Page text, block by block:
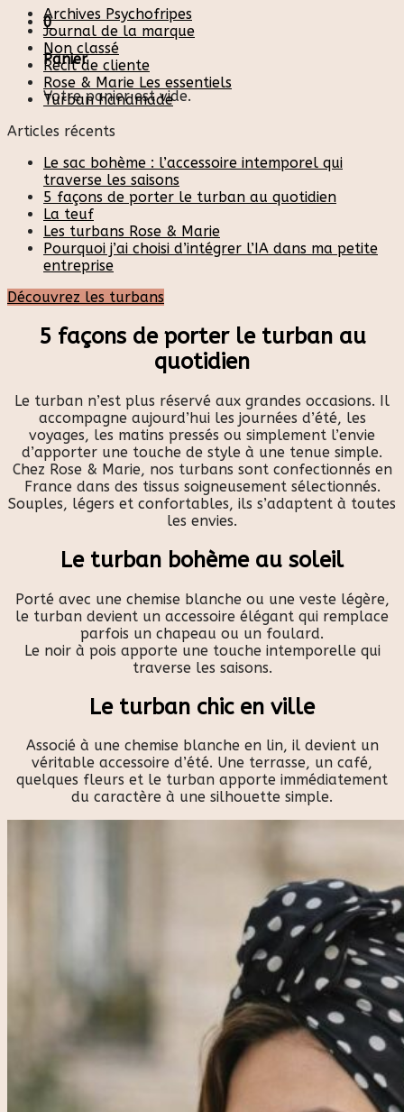
0
Panier
Votre panier est vide.
Archives Psychofripes
Journal de la marque
Non classé
Recit de cliente
Rose & Marie Les essentiels
Turban handmade
Articles récents
Le sac bohème : l’accessoire intemporel qui
traverse les saisons
5 façons de porter le turban au quotidien
La teuf
Les turbans Rose & Marie
Pourquoi j’ai choisi d’intégrer l’IA dans ma petite
entreprise
Découvrez les turbans
5 façons de porter le turban au
quotidien
Le turban n’est plus réservé aux grandes occasions. Il
accompagne aujourd’hui les journées d’été, les
voyages, les matins pressés ou simplement l’envie
d’apporter une touche de style à une tenue simple.
Chez Rose & Marie, nos turbans sont confectionnés en
France dans des tissus soigneusement sélectionnés.
Souples, légers et confortables, ils s’adaptent à toutes
les envies.
Le turban bohème au soleil
Porté avec une chemise blanche ou une veste légère,
le turban devient un accessoire élégant qui remplace
parfois un chapeau ou un foulard.
Le noir à pois apporte une touche intemporelle qui
traverse les saisons.
Le turban chic en ville
Associé à une chemise blanche en lin, il devient un
véritable accessoire d’été. Une terrasse, un café,
quelques fleurs et le turban apporte immédiatement
du caractère à une silhouette simple.